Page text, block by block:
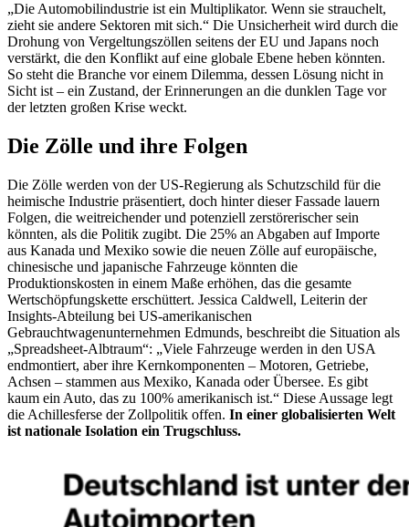
„Die Automobilindustrie ist ein Multiplikator. Wenn sie strauchelt,
zieht sie andere Sektoren mit sich.“ Die Unsicherheit wird durch die
Drohung von Vergeltungszöllen seitens der EU und Japans noch
verstärkt, die den Konflikt auf eine globale Ebene heben könnten.
So steht die Branche vor einem Dilemma, dessen Lösung nicht in
Sicht ist – ein Zustand, der Erinnerungen an die dunklen Tage vor
der letzten großen Krise weckt.
Die Zölle und ihre Folgen
Die Zölle werden von der US-Regierung als Schutzschild für die
heimische Industrie präsentiert, doch hinter dieser Fassade lauern
Folgen, die weitreichender und potenziell zerstörerischer sein
könnten, als die Politik zugibt. Die 25% an Abgaben auf Importe
aus Kanada und Mexiko sowie die neuen Zölle auf europäische,
chinesische und japanische Fahrzeuge könnten die
Produktionskosten in einem Maße erhöhen, das die gesamte
Wertschöpfungskette erschüttert. Jessica Caldwell, Leiterin der
Insights-Abteilung bei US-amerikanischen
Gebrauchtwagenunternehmen Edmunds, beschreibt die Situation als
„Spreadsheet-Albtraum“: „Viele Fahrzeuge werden in den USA
endmontiert, aber ihre Kernkomponenten – Motoren, Getriebe,
Achsen – stammen aus Mexiko, Kanada oder Übersee. Es gibt
kaum ein Auto, das zu 100% amerikanisch ist.“ Diese Aussage legt
die Achillesferse der Zollpolitik offen. In einer globalisierten Welt
ist nationale Isolation ein Trugschluss.